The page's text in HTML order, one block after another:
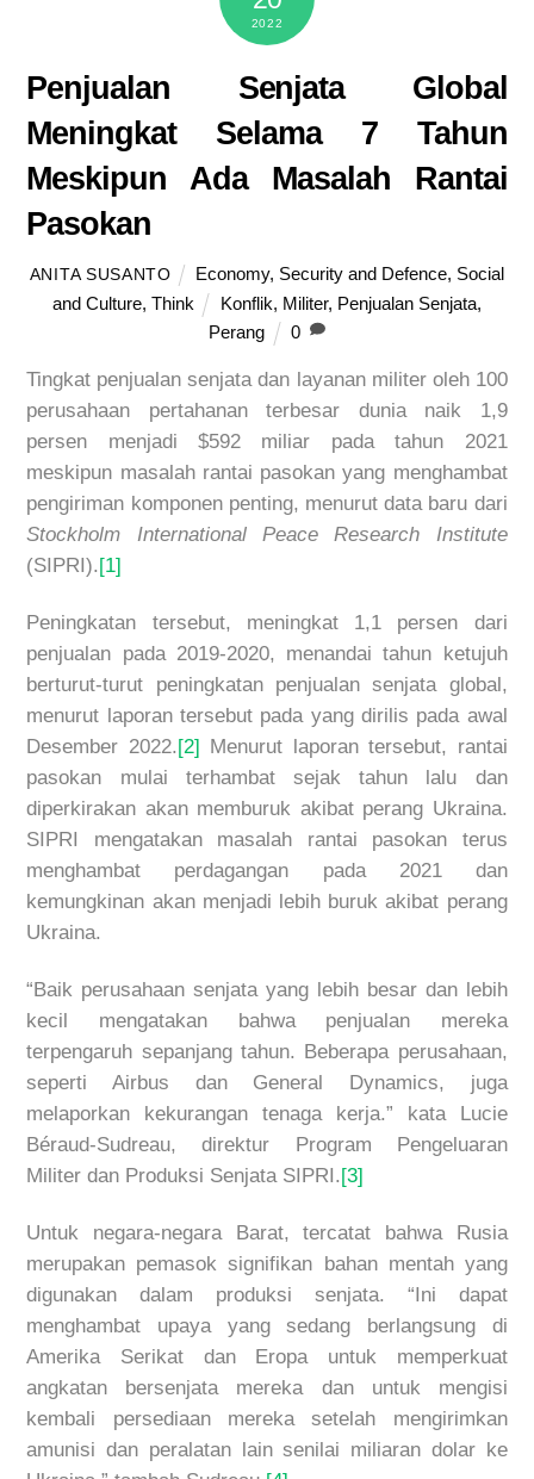
2022
Penjualan Senjata Global
Meningkat Selama 7 Tahun
Meskipun Ada Masalah Rantai
Pasokan
ANITA SUSANTO Economy, Security and Defence, Social
and Culture, Think Konflik, Militer, Penjualan Senjata,
Perang
0
Tingkat penjualan senjata dan layanan militer oleh 100
perusahaan pertahanan terbesar dunia naik 1,9
persen menjadi $592 miliar pada tahun 2021
meskipun masalah rantai pasokan yang menghambat
pengiriman komponen penting, menurut data baru dari
Stockholm International Peace Research Institute
(SIPRI).[1]
Peningkatan tersebut, meningkat 1,1 persen dari
penjualan pada 2019-2020, menandai tahun ketujuh
berturut-turut peningkatan penjualan senjata global,
menurut laporan tersebut pada yang dirilis pada awal
Desember 2022.[2] Menurut laporan tersebut, rantai
pasokan mulai terhambat sejak tahun lalu dan
diperkirakan akan memburuk akibat perang Ukraina.
SIPRI mengatakan masalah rantai pasokan terus
menghambat perdagangan pada 2021 dan
kemungkinan akan menjadi lebih buruk akibat perang
Ukraina.
“Baik perusahaan senjata yang lebih besar dan lebih
kecil mengatakan bahwa penjualan mereka
terpengaruh sepanjang tahun. Beberapa perusahaan,
seperti Airbus dan General Dynamics, juga
melaporkan kekurangan tenaga kerja.” kata Lucie
Béraud-Sudreau, direktur Program Pengeluaran
Militer dan Produksi Senjata SIPRI.[3]
Untuk negara-negara Barat, tercatat bahwa Rusia
merupakan pemasok signifikan bahan mentah yang
digunakan dalam produksi senjata. “Ini dapat
menghambat upaya yang sedang berlangsung di
Amerika Serikat dan Eropa untuk memperkuat
angkatan bersenjata mereka dan untuk mengisi
kembali persediaan mereka setelah mengirimkan
amunisi dan peralatan lain senilai miliaran dolar ke